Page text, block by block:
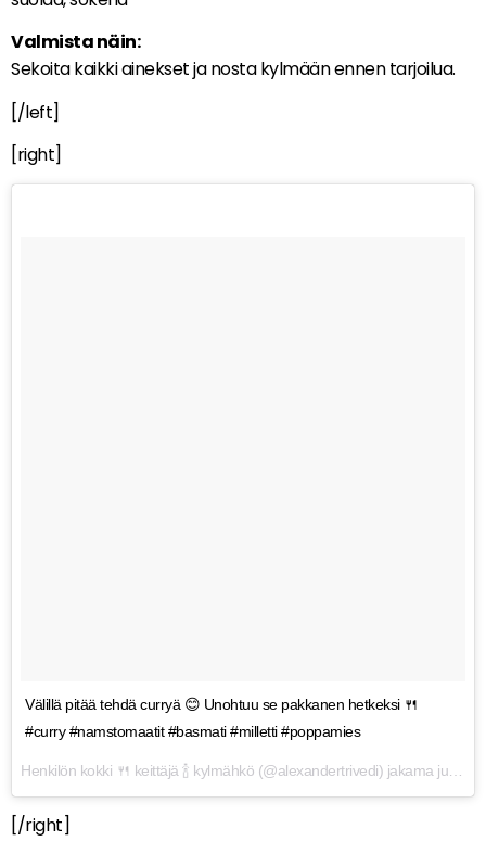
Valmista näin:
Sekoita kaikki ainekset ja nosta kylmään ennen tarjoilua.
[/left]
[right]
Välillä pitää tehdä curryä 😊 Unohtuu se pakkanen hetkeksi 🍴
#curry #namstomaatit #basmati #milletti #poppamies
Henkilön kokki 🍴 keittäjä 🍾 kylmähkö (@alexandertrivedi) jakama julkaisu
[/right]